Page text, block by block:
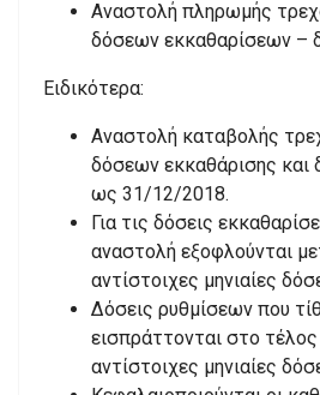
Αναστολή πληρωμής
δόσεων εκκαθαρίσεων –
Ειδικότερα:
Αναστολή καταβολής
δόσεων εκκαθάρισης
ως 31/12/2018.
Για τις δόσεις
αναστολή εξοφλούνται
αντίστοιχες μηνιαίες
Δόσεις ρυθμίσεων που
εισπράττονται στο
αντίστοιχες μηνιαίες